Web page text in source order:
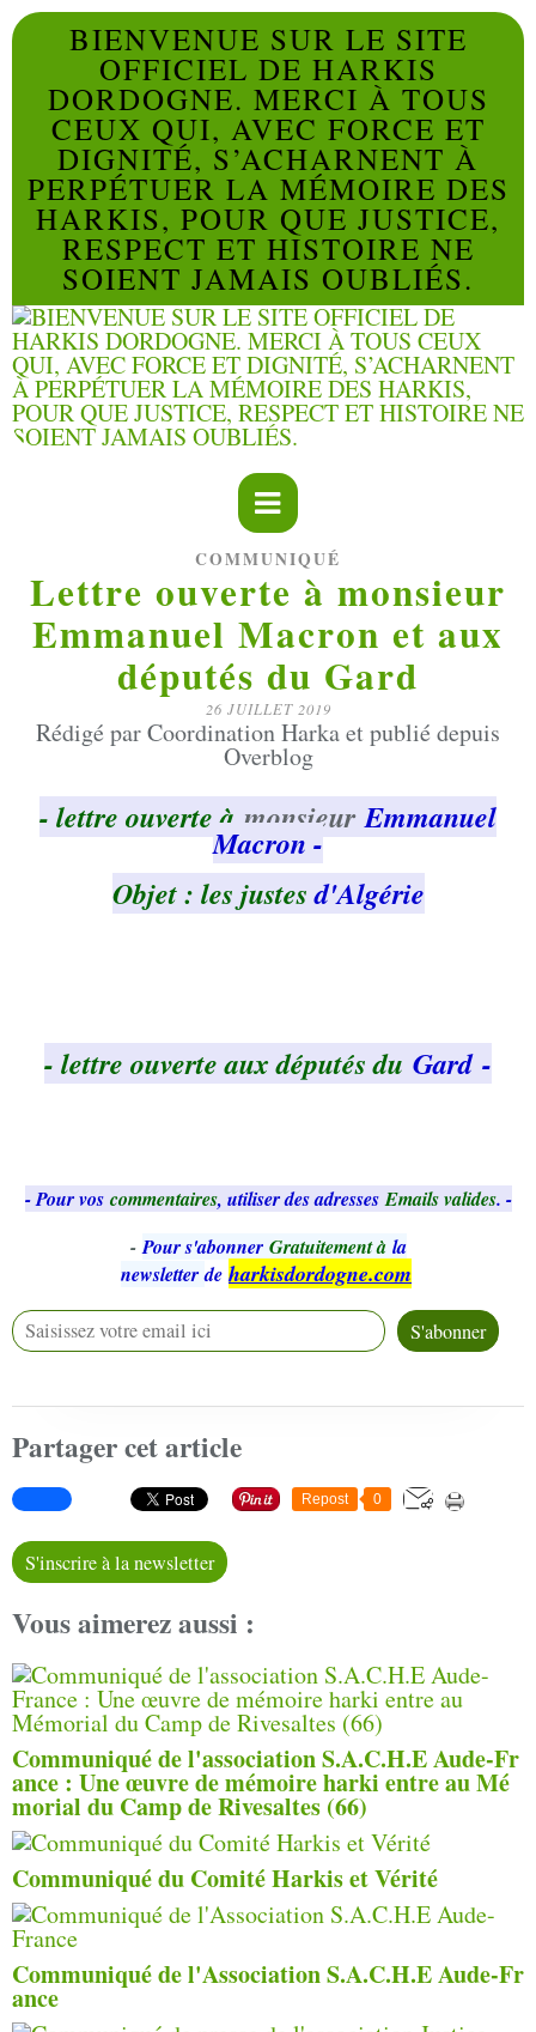
BIENVENUE SUR LE SITE
OFFICIEL DE HARKIS
DORDOGNE. MERCI À TOUS
CEUX QUI, AVEC FORCE ET
DIGNITÉ, S’ACHARNENT À
PERPÉTUER LA MÉMOIRE DES
HARKIS, POUR QUE JUSTICE,
RESPECT ET HISTOIRE NE
SOIENT JAMAIS OUBLIÉS.
COMMUNIQUÉ
Lettre ouverte à monsieur
Emmanuel Macron et aux
députés du Gard
26 JUILLET 2019
Rédigé par Coordination Harka et publié depuis
Overblog
- lettre ouverte à monsieurEmmanuel
Macron -
Objet : les justesd'Algérie
- lettre ouverte aux députés du Gard -
- Pour vos commentaires, utiliser des adresses Emails valides. -
- Pour s'abonner Gratuitement à la
newsletter de harkisdordogne.com
Partager cet article
Repost 0
S'inscrire à la newsletter
Vous aimerez aussi :
Communiqué de l'association S.A.C.H.E Aude-Fr
ance : Une œuvre de mémoire harki entre au Mé
morial du Camp de Rivesaltes (66)
Communiqué du Comité Harkis et Vérité
Communiqué de l'Association S.A.C.H.E Aude-Fr
ance